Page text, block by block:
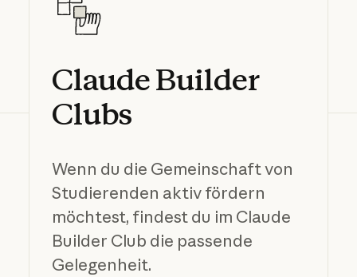
ClaudeBuilder
Clubs
Wenn du die Gemeinschaft von
Studierenden aktiv fördern
möchtest, findest du im Claude
Builder Club die passende
Gelegenheit.